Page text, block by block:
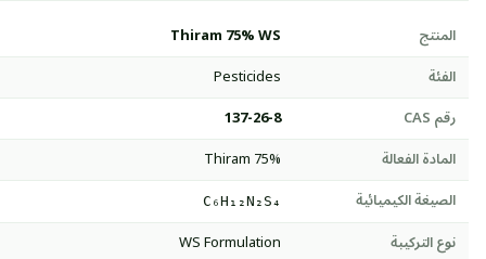
المنتج
Thiram 75% WS
الفئة
Pesticides
رقم CAS
137-26-8
المادة الفعالة
Thiram 75%
الصيغة الكيميائية
C₆H₁₂N₂S₄
نوع التركيبة
WS Formulation